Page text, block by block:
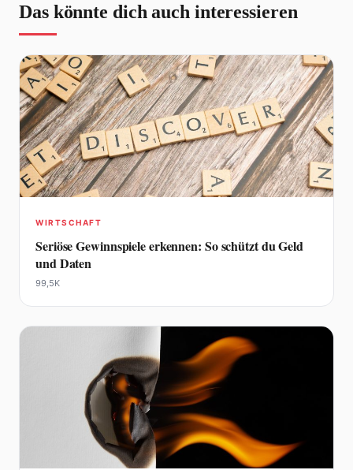
Das könnte dich auch interessieren
WIRTSCHAFT
Seriöse Gewinnspiele erkennen: So schützt du Geld
und Daten
99,5K